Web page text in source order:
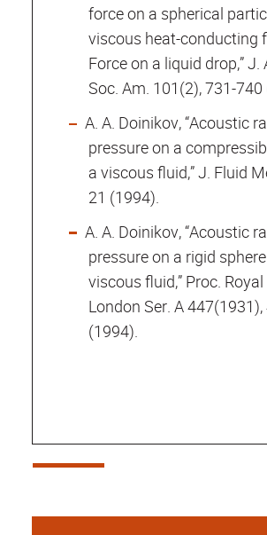
force on a spherical
viscous heat-conducting
Force on a liquid drop,” J.
Soc. Am. 101(2), 731-
A. A. Doinikov, “Acoustic
pressure on a
a viscous fluid,” J. Fluid
21 (1994).
A. A. Doinikov, “Acoustic
pressure on a rigid
viscous fluid,” Proc. Royal
London Ser. A
(1994).